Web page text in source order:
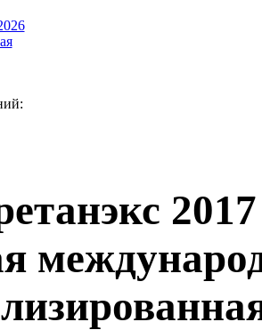
2017